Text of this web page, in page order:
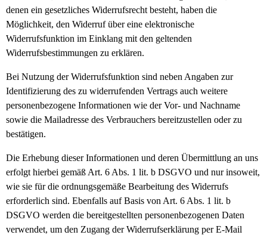
denen ein gesetzliches Widerrufsrecht besteht, haben die
Möglichkeit, den Widerruf über eine elektronische
Widerrufsfunktion im Einklang mit den geltenden
Widerrufsbestimmungen zu erklären.
Bei Nutzung der Widerrufsfunktion sind neben Angaben zur
Identifizierung des zu widerrufenden Vertrags auch weitere
personenbezogene Informationen wie der Vor- und Nachname
sowie die Mailadresse des Verbrauchers bereitzustellen oder zu
bestätigen.
Die Erhebung dieser Informationen und deren Übermittlung an uns
erfolgt hierbei gemäß Art. 6 Abs. 1 lit. b DSGVO und nur insoweit,
wie sie für die ordnungsgemäße Bearbeitung des Widerrufs
erforderlich sind. Ebenfalls auf Basis von Art. 6 Abs. 1 lit. b
DSGVO werden die bereitgestellten personenbezogenen Daten
verwendet, um den Zugang der Widerrufserklärung per E-Mail